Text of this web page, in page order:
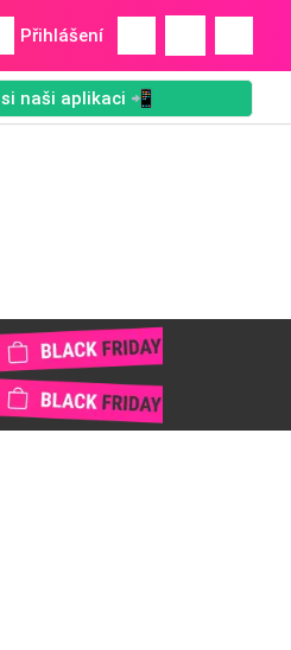
Přihlášení
naši aplikaci 📲